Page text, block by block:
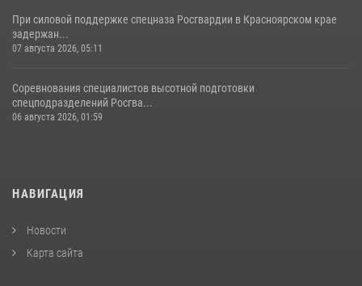
При силовой поддержке спецназа Росгвардии в Красноярском крае
задержан...
07 августа 2026, 05:11
Соревнования специалистов высотной подготовки
спецподразделений Росгва...
06 августа 2026, 01:59
НАВИГАЦИЯ
Новости
Карта сайта